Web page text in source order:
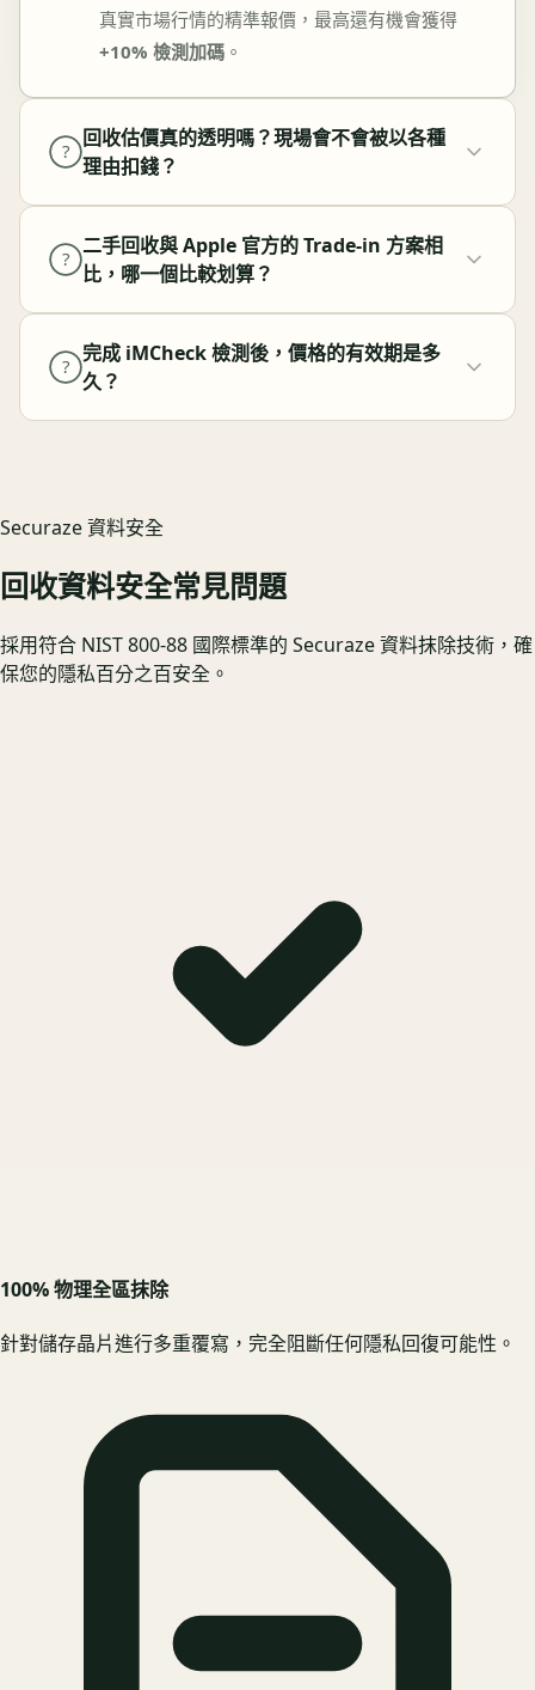
真實市場行情的精準報價，最高還有機會獲得
+10% 檢測加碼 。
?
回收估價真的透明嗎？現場會不會被以各種
理由扣錢？
?
二手回收與 Apple 官方的 Trade-in 方案相
比，哪一個比較划算？
?
完成 iMCheck 檢測後，價格的有效期是多
久？
Securaze 資料安全
回收資料安全常見問題
採用符合 NIST 800-88 國際標準的 Securaze 資料抹除技術，確
保您的隱私百分之百安全。
100% 物理全區抹除
針對儲存晶片進行多重覆寫，完全阻斷任何隱私回復可能性。